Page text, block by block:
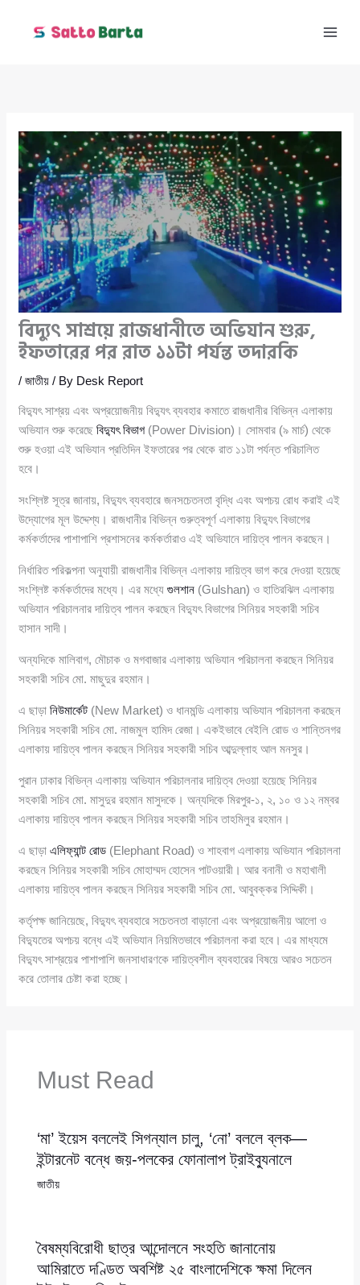
বিদ্যুৎ সাশ্রয়ে রাজধানীতে অভিযান শুরু,
ইফতারের পর রাত ১১টা পর্যন্ত তদারকি
/জাতীয় / By Desk Report
বিদ্যুৎ সাশ্রয় এবং অপ্রয়োজনীয় বিদ্যুৎ ব্যবহার কমাতে রাজধানীর বিভিন্ন এলাকায়
অভিযান শুরু করেছেবিদ্যুৎ বিভাগ (Power Division)। সোমবার (৯ মার্চ) থেকে
শুরু হওয়া এই অভিযান প্রতিদিন ইফতারের পর থেকে রাত ১১টা পর্যন্ত পরিচালিত
হবে।
সংশ্লিষ্ট সূত্র জানায়, বিদ্যুৎ ব্যবহারে জনসচেতনতা বৃদ্ধি এবং অপচয় রোধ করাই এই
উদ্যোগের মূল উদ্দেশ্য। রাজধানীর বিভিন্ন গুরুত্বপূর্ণ এলাকায় বিদ্যুৎ বিভাগের
কর্মকর্তাদের পাশাপাশি প্রশাসনের কর্মকর্তারাও এই অভিযানে দায়িত্ব পালন করছেন।
নির্ধারিত পরিকল্পনা অনুযায়ী রাজধানীর বিভিন্ন এলাকায় দায়িত্ব ভাগ করে দেওয়া হয়েছে
সংশ্লিষ্ট কর্মকর্তাদের মধ্যে। এর মধ্যেগুলশান (Gulshan) ও হাতিরঝিল এলাকায়
অভিযান পরিচালনার দায়িত্ব পালন করছেন বিদ্যুৎ বিভাগের সিনিয়র সহকারী সচিব
হাসান সাদী।
অন্যদিকে মালিবাগ, মৌচাক ও মগবাজার এলাকায় অভিযান পরিচালনা করছেন সিনিয়র
সহকারী সচিব মো. মাছুদুর রহমান।
এ ছাড়ানিউমার্কেট (New Market) ও ধানমন্ডি এলাকায় অভিযান পরিচালনা করছেন
সিনিয়র সহকারী সচিব মো. নাজমুল হামিদ রেজা। একইভাবে বেইলি রোড ও শান্তিনগর
এলাকায় দায়িত্ব পালন করছেন সিনিয়র সহকারী সচিব আব্দুল্লাহ আল মনসুর।
পুরান ঢাকার বিভিন্ন এলাকায় অভিযান পরিচালনার দায়িত্ব দেওয়া হয়েছে সিনিয়র
সহকারী সচিব মো. মাসুদুর রহমান মাসুদকে। অন্যদিকে মিরপুর-১, ২, ১০ ও ১২ নম্বর
এলাকায় দায়িত্ব পালন করছেন সিনিয়র সহকারী সচিব তাহমিলুর রহমান।
এ ছাড়াএলিফ্যান্ট রোড (Elephant Road) ও শাহবাগ এলাকায় অভিযান পরিচালনা
করছেন সিনিয়র সহকারী সচিব মোহাম্মদ হোসেন পাটওয়ারী। আর বনানী ও মহাখালী
এলাকায় দায়িত্ব পালন করছেন সিনিয়র সহকারী সচিব মো. আবুবক্কর সিদ্দিকী।
কর্তৃপক্ষ জানিয়েছে, বিদ্যুৎ ব্যবহারে সচেতনতা বাড়ানো এবং অপ্রয়োজনীয় আলো ও
বিদ্যুতের অপচয় বন্ধে এই অভিযান নিয়মিতভাবে পরিচালনা করা হবে। এর মাধ্যমে
বিদ্যুৎ সাশ্রয়ের পাশাপাশি জনসাধারণকে দায়িত্বশীল ব্যবহারের বিষয়ে আরও সচেতন
করে তোলার চেষ্টা করা হচ্ছে।
Must Read
‘মা’ ইয়েস বললেই সিগন্যাল চালু, ‘নো’ বললে ব্লক—
ইন্টারনেট বন্ধে জয়-পলকের ফোনালাপ ট্রাইব্যুনালে
জাতীয়
বৈষম্যবিরোধী ছাত্র আন্দোলনে সংহতি জানানোয়
আমিরাতে দণ্ডিত অবশিষ্ট ২৫ বাংলাদেশিকে ক্ষমা দিলেন